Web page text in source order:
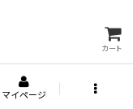
カート
マイページ